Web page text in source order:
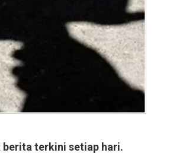
berita terkini setiap hari.